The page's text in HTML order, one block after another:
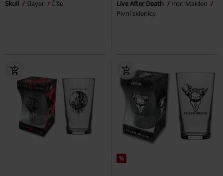
Skull Slayer Číše Live After Death
Iron Maiden
Pivní sklenice
%